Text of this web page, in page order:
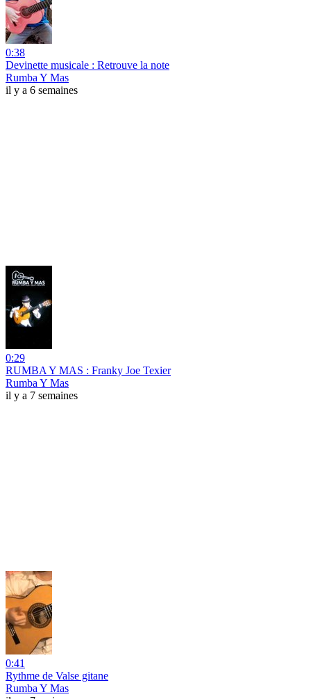
0:38
Devinette musicale : Retrouve la note
Rumba Y Mas
il y a 6 semaines
0:29
RUMBA Y MAS : Franky Joe Texier
Rumba Y Mas
il y a 7 semaines
0:41
Rythme de Valse gitane
Rumba Y Mas